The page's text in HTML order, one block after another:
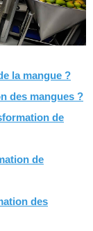
la mangue ?
des mangues ?
de
de
des